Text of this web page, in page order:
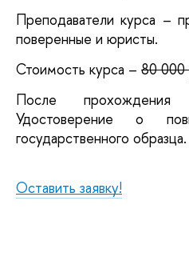
Преподаватели курса –
поверенные и юристы.
Стоимость курса – 80 000
После прохождения
Удостоверение о
государственного образца.
Оставить заявку!